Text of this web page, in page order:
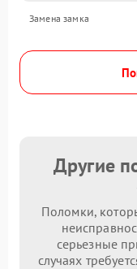
Замена замка
Другие
Поломки,
серьезные
случаях